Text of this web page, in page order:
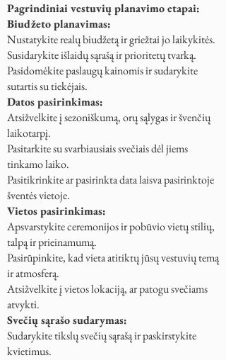
Pagrindiniai vestuvių planavimo etapai:
Biudžeto planavimas:
Nustatykite realų biudžetą ir griežtai jo laikykitės.
Susidarykite išlaidų sąrašą ir prioritetų tvarką.
Pasidomėkite paslaugų kainomis ir sudarykite
sutartis su tiekėjais.
Datos pasirinkimas:
Atsižvelkite į sezoniškumą, orų sąlygas ir švenčių
laikotarpį.
Pasitarkite su svarbiausiais svečiais dėl jiems
tinkamo laiko.
Pasitikrinkite ar pasirinkta data laisva pasirinktoje
šventės vietoje.
Vietos pasirinkimas:
Apsvarstykite ceremonijos ir pobūvio vietų stilių,
talpą ir prieinamumą.
Pasirūpinkite, kad vieta atitiktų jūsų vestuvių temą
ir atmosferą.
Atsižvelkite į vietos lokaciją, ar patogu svečiams
atvykti.
Svečių sąrašo sudarymas:
Sudarykite tikslų svečių sąrašą ir paskirstykite
kvietimus.